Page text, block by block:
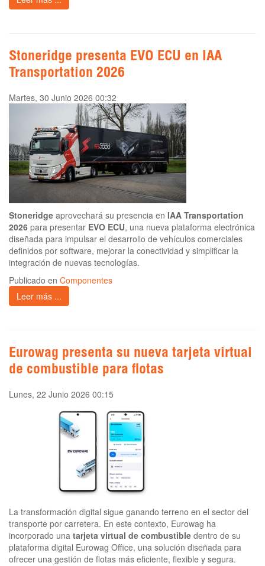
Stoneridge presenta EVO ECU en IAA
Transportation 2026
Martes, 30 Junio 2026 00:32
Stoneridge aprovechará su presencia en IAA Transportation
2026 para presentar EVO ECU, una nueva plataforma electrónica
diseñada para impulsar el desarrollo de vehículos comerciales
definidos por software, mejorar la conectividad y simplificar la
integración de nuevas tecnologías.
Publicado en Componentes
Leer más ...
Eurowag presenta su nueva tarjeta virtual
de combustible para flotas
Lunes, 22 Junio 2026 00:15
La transformación digital sigue ganando terreno en el sector del
transporte por carretera. En este contexto, Eurowag ha
incorporado una tarjeta virtual de combustible dentro de su
plataforma digital Eurowag Office, una solución diseñada para
ofrecer una gestión de flotas más eficiente, flexible y segura.